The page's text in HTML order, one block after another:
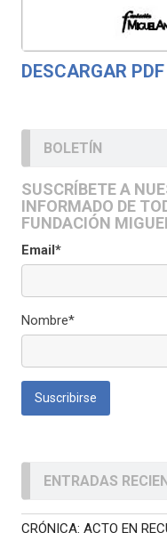
DESCARGAR PDF
BOLETÍN
SUSCRÍBETE A
INFORMADO DE
FUNDACIÓN
Email*
Nombre*
ENTRADAS
CRÓNICA: ACTO EN